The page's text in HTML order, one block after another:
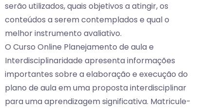
serão utilizados, quais objetivos a atingir, os
conteúdos a serem contemplados e qual o
melhor instrumento avaliativo.
O Curso Online Planejamento de aula e
Interdisciplinaridade apresenta informações
importantes sobre a elaboração e execução do
plano de aula em uma proposta interdisciplinar
para uma aprendizagem significativa. Matricule-